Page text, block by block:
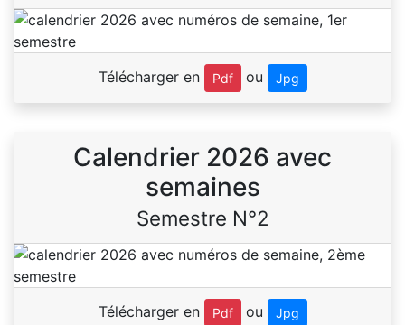
Télécharger en Pdf ou Jpg
Calendrier 2026 avec
semaines
Semestre N°2
Télécharger en Pdf ou Jpg